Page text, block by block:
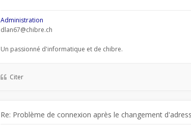
Administration
dlan67@chibre.ch
Un passionné d'informatique et de chibre.
Citer
Re: Problème de connexion après le changement